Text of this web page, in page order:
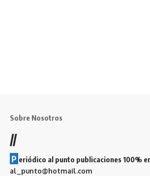
Sobre Nosotros
//
P eriódico al punto publicaciones 100%
al_punto@hotmail.com